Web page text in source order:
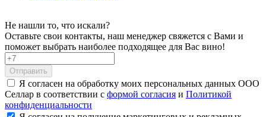
Не нашли то, что искали?
Оставьте свои контакты, наш менеджер свяжется с Вами и
поможет выбрать наиболее подходящее для Вас вино!
Отправить
Я согласен на обработку моих персональных данных ООО
Селлар в соответствии с формой согласия и Политикой
конфиденциальности